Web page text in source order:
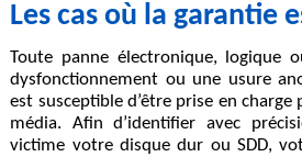
Les cas où la garantie
Toute panne électronique, logique
dysfonctionnement ou une usure
est susceptible d’être prise en
média. Afin d’identifier avec
victime votre disque dur ou SDD,